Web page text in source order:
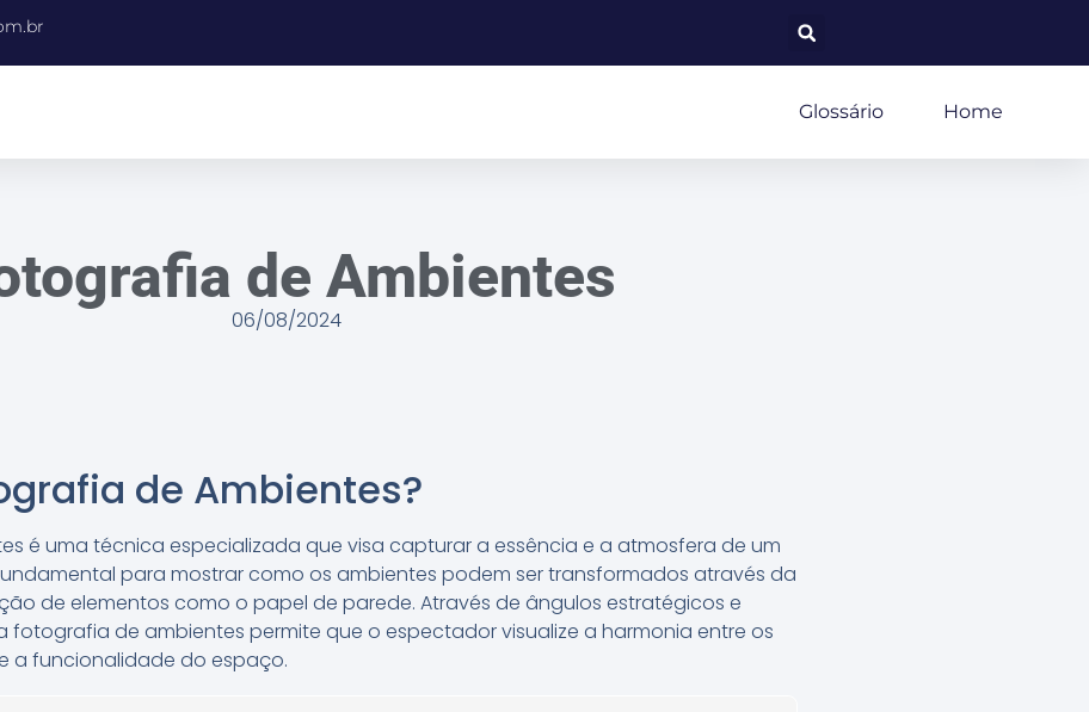
Glossário Home
de Ambientes
06/08/2024
de Ambientes?
é uma técnica especializada que visa capturar a essência e a atmosfera de um
para mostrar como os ambientes podem ser transformados através da
de elementos como o papel de parede. Através de ângulos estratégicos e
fotografia de ambientes permite que o espectador visualize a harmonia entre os
a funcionalidade do espaço.